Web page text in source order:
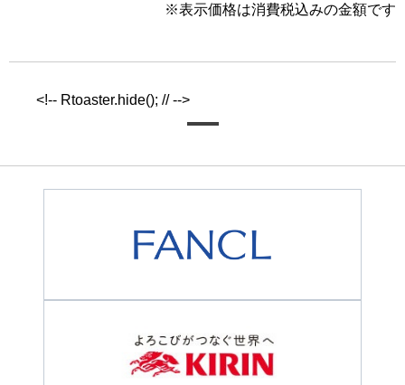
※表示価格は消費税込みの金額です